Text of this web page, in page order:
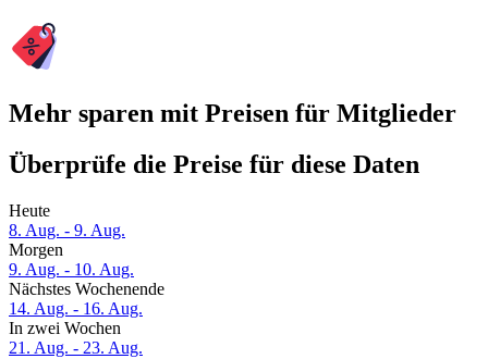
Mehr sparen mit Preisen für Mitglieder
Überprüfe die Preise für diese Daten
Heute
8. Aug. - 9. Aug.
Morgen
9. Aug. - 10. Aug.
Nächstes Wochenende
14. Aug. - 16. Aug.
In zwei Wochen
21. Aug. - 23. Aug.